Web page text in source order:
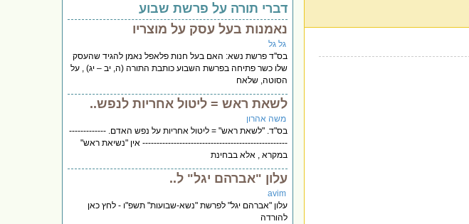
דברי תורה על פרשת שבוע
נאמנות בעל עסק על מוצריו
גל גל
בס''ד פרשת נשא: האם בעל חנות פלאפל נאמן להגיד שהעסק
שלו כשר פתיחה בפרשת השבוע כותבת התורה (ה, יב – יג) , על
הסוטה, שלאח
לשאת ראש = ליטול אחריות לנפש..
משה אהרון
בס"ד. "לשאת ראש" = ליטול אחריות על נפש האדם. -------------
--------------------------------------------------- אין "נשיאת ראש"
במקרא , אלא בבחינת
עלון "אברהם יגל" ל..
avim
עלון "אברהם יגל" לפרשת "נשא-שבועות" תשפ"ו - לחץ כאן
להורדה